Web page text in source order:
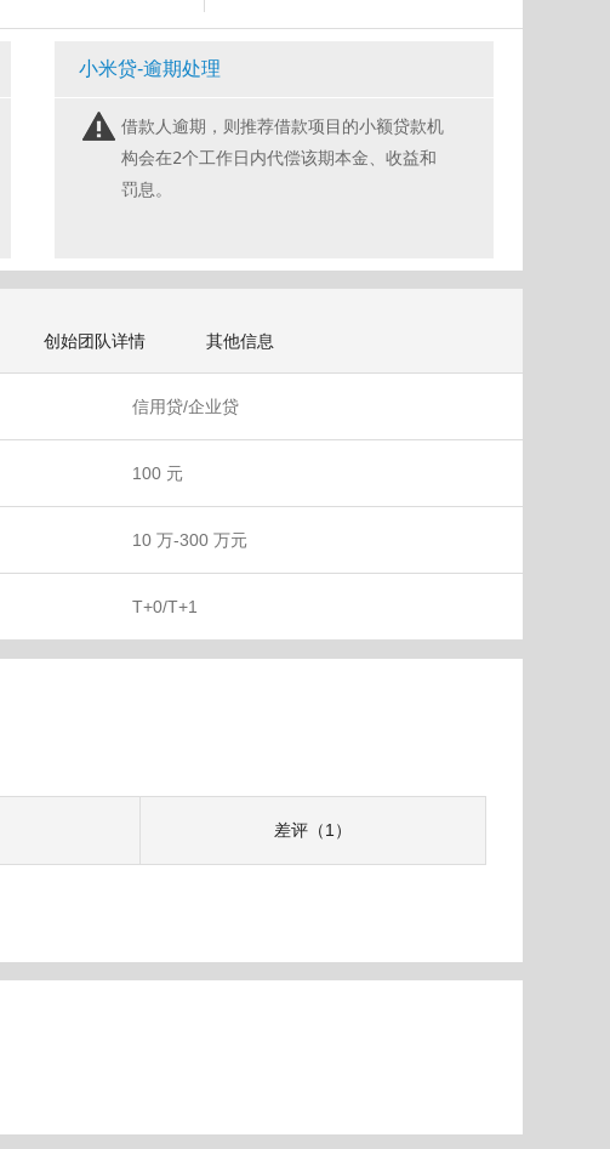
小米贷-逾期处理
借款人逾期，则推荐借款项目的小额贷款机
构会在2个工作日内代偿该期本金、收益和
罚息。
创始团队详情 其他信息
信用贷/企业贷
100 元
10 万-300 万元
T+0/T+1
差评（1）